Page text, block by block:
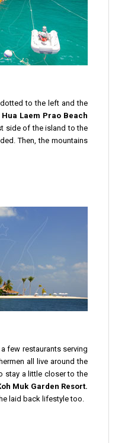
to the left and the
Hua Laem Prao Beach
side of the island to the
Then, the mountains
few restaurants serving
all live around the
stay a little closer to the
Muk Garden Resort.
laid back lifestyle too.